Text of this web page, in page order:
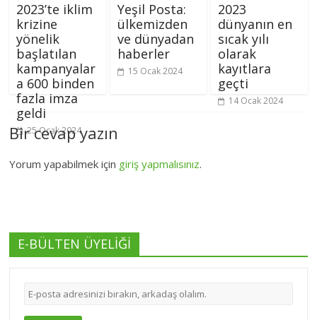
2023’te iklim
krizine
yönelik
başlatılan
kampanyalar
a 600 binden
fazla imza
geldi
25 Ocak 2024
Yeşil Posta:
ülkemizden
ve dünyadan
haberler
15 Ocak 2024
2023
dünyanın en
sıcak yılı
olarak
kayıtlara
geçti
14 Ocak 2024
Bir cevap yazın
Yorum yapabilmek için giriş yapmalısınız.
E-BÜLTEN ÜYELİĞİ